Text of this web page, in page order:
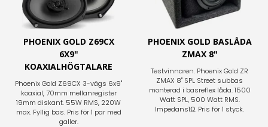
PHOENIX GOLD Z69CX
6X9"
KOAXIALHÖGTALARE
Phoenix Gold Z69CX 3-vägs 6x9"
koaxial, 70mm mellanregister
19mm diskant. 55W RMS, 220W
max. Fyllig bas. Pris för 1 par med
galler.
PHOENIX GOLD BASLÅDA
ZMAX 8"
Testvinnaren. Phoenix Gold ZR
ZMAX 8" SPL Street subbas
monterad i basreflex låda. 1500
Watt SPL, 500 Watt RMS.
Impedans1Ω. Pris för 1 styck.